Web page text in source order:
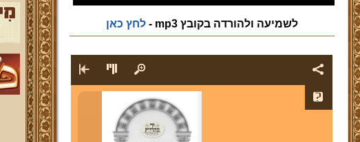
לשמיעה ולהורדה בקובץ mp3 - לחץ כאן